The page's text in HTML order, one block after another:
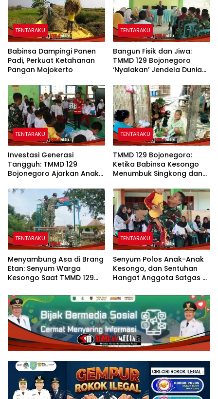
TENTARAKU
Babinsa Dampingi Panen
Padi, Perkuat Ketahanan
Pangan Mojokerto
TENTARAKU
Bangun Fisik dan Jiwa:
TMMD 129 Bojonegoro
‘Nyalakan’ Jendela Dunia
TENTARAKU
Investasi Generasi
Tangguh: TMMD 129
Bojonegoro Ajarkan Anak
Bencana Sejak Dini
TENTARAKU
TMMD 129 Bojonegoro:
Ketika Babinsa Kesongo
Menumbuk Singkong dan
dengan Warga
TENTARAKU
Menyambung Asa di Brang
Etan: Senyum Warga
Kesongo Saat TMMD 129
Jembatan Impian
TENTARAKU
Senyum Polos Anak-Anak
Kesongo, dan Sentuhan
Hangat Anggota Satgas di